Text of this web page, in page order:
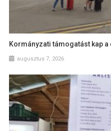
Kormányzati támogatást kap
augusztus 7, 2026